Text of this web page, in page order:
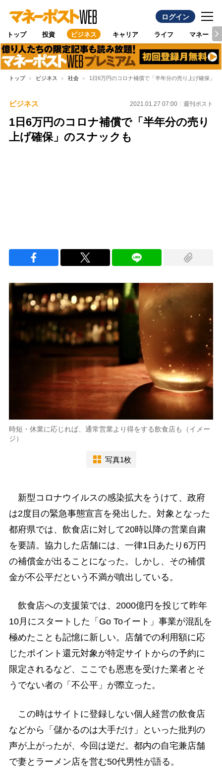
ログイン
トップ 投資 ビジネス キャリア ライフ マネー
トップ ビジネス 社会 1日6万円のコロナ補償で「半年分の売り上げ確保」の
ビジネス 2021.01.27 07:00 週刊ポスト
1日6万円のコロナ補償で「半年分の売り
上げ確保」のスナックも
時短・休業に応じれば、通常営業より得をする飲食店も（イメー
ジ）
写真1枚
新型コロナウイルスの感染拡大をうけて、政府
は2度目の緊急事態宣言を発出した。対象となった
都府県では、飲食店に対して20時以降の営業自粛
を要請。協力した店舗には、一律1日あたり6万円
の補償金が出ることになった。しかし、その補償
金が不公平だという不満が噴出している。
飲食店への支援策では、2000億円を投じて昨年
10月にスタートした「Go Toイート」事業が混乱を
極めたことも記憶に新しい。店舗での利用額に応
じたポイント還元対象が特定サイトからの予約に
限定されるなど、ここでも恩恵を受けた業者とそ
うでない者の「不公平」が際立った。
この時はサイトに登録しない個人経営の飲食店
などから「儲かるのは大手だけ」といった批判の
声が上がったが、今回は逆だ。都内の自宅兼店舗
で妻とラーメン店を営む50代男性が語る。